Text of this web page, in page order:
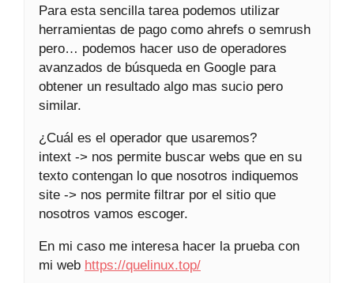
Para esta sencilla tarea podemos utilizar
herramientas de pago como ahrefs o semrush
pero… podemos hacer uso de operadores
avanzados de búsqueda en Google para
obtener un resultado algo mas sucio pero
similar.
¿Cuál es el operador que usaremos?
intext -> nos permite buscar webs que en su
texto contengan lo que nosotros indiquemos
site -> nos permite filtrar por el sitio que
nosotros vamos escoger.
En mi caso me interesa hacer la prueba con
mi web https://quelinux.top/